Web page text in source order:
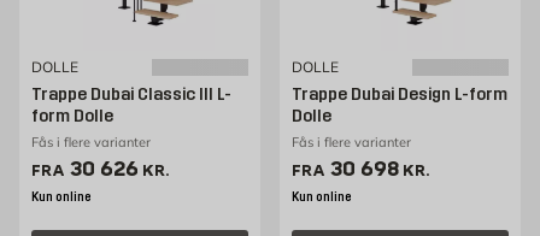
DOLLE
Trappe Dubai Classic III L-
form Dolle
Fås i flere varianter
FRA Pris 30626 kr. /stk
30 626 KR.
Kun online
DOLLE
Trappe Dubai Design L-form
Dolle
Fås i flere varianter
FRA Pris 30698 kr. /stk
30 698 KR.
Kun online